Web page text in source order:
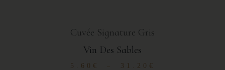
Cuvée Signature Gris
Vin Des Sables
5.60 € 31.20 €